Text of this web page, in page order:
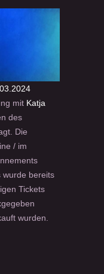
mit Katja
des
Die
/ im
wurde bereits
Tickets
wurden.